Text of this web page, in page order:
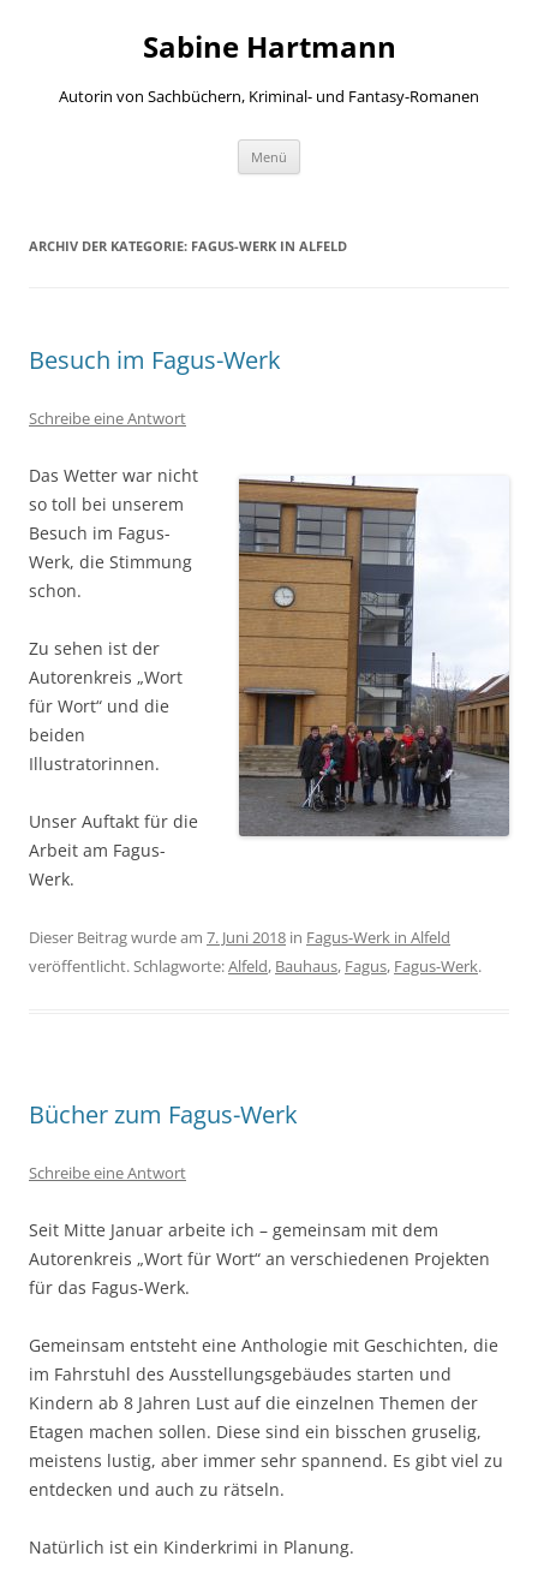
Sabine Hartmann
Autorin von Sachbüchern, Kriminal- und Fantasy-Romanen
Menü
ARCHIV DER KATEGORIE: FAGUS-WERK IN ALFELD
Besuch im Fagus-Werk
Schreibe eine Antwort
Das Wetter war nicht
so toll bei unserem
Besuch im Fagus-
Werk, die Stimmung
schon.
Zu sehen ist der
Autorenkreis „Wort
für Wort“ und die
beiden
Illustratorinnen.
Unser Auftakt für die
Arbeit am Fagus-
Werk.
Dieser Beitrag wurde am 7. Juni 2018 in Fagus-Werk in Alfeld
veröffentlicht. Schlagworte:Alfeld, Bauhaus, Fagus, Fagus-Werk.
Bücher zum Fagus-Werk
Schreibe eine Antwort
Seit Mitte Januar arbeite ich – gemeinsam mit dem
Autorenkreis „Wort für Wort“ an verschiedenen Projekten
für das Fagus-Werk.
Gemeinsam entsteht eine Anthologie mit Geschichten, die
im Fahrstuhl des Ausstellungsgebäudes starten und
Kindern ab 8 Jahren Lust auf die einzelnen Themen der
Etagen machen sollen. Diese sind ein bisschen gruselig,
meistens lustig, aber immer sehr spannend. Es gibt viel zu
entdecken und auch zu rätseln.
Natürlich ist ein Kinderkrimi in Planung.